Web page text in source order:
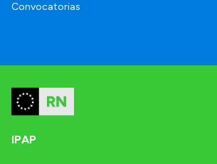
Convocatorias
IPAP